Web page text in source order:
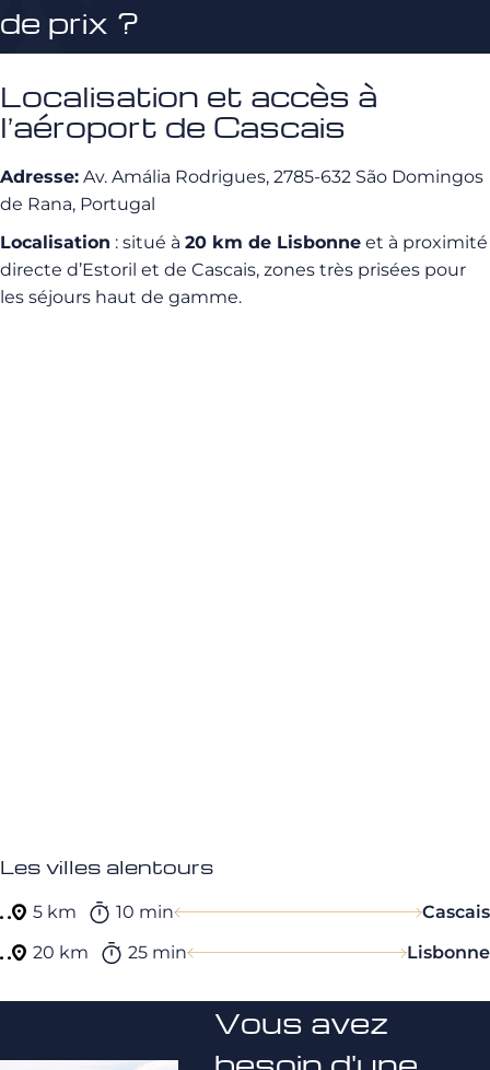
de prix ?
Localisation et accès à
l’aéroport de Cascais
Adresse: Av. Amália Rodrigues, 2785-632 São Domingos
de Rana, Portugal
Localisation : situé à 20 km de Lisbonne et à proximité
directe d’Estoril et de Cascais, zones très prisées pour
les séjours haut de gamme.
Les villes alentours
5 km 10 min
Cascais
20 km
25 min Lisbonne
Vous avez